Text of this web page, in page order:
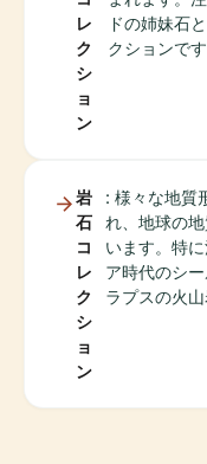
レ
ク
シ
ョ
ン
ドの姉妹石
クションで
岩
石
コ
レ
ク
シ
ョ
ン
: 様々な地質
れ、地球の
います。特
ア時代のシ
ラプスの火